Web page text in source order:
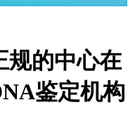
规的中心在
鉴定机构